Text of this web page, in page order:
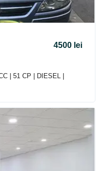
4500 lei
| 51 CP | DIESEL |